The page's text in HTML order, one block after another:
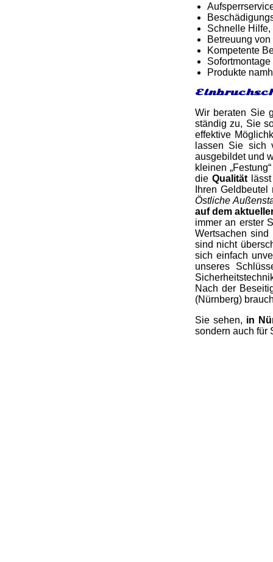
Schnelle Hilfe,
Betreuung
Kompetente
Produkte
Wir beraten Sie
ständig zu, Sie
effektive
lassen Sie
ausgebildet und
kleinen
dieQualität
Ihren
Östliche
auf dem
immer an erster
Wertsachen
sind nicht
sich einfach
unseres
Nach der
(Nürnberg)
Sie sehen, in
sondern auch für